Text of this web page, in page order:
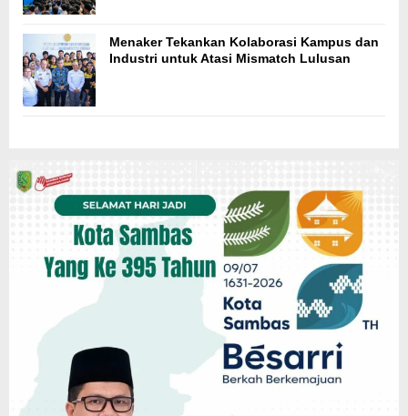
Menaker Tekankan Kolaborasi Kampus dan
Industri untuk Atasi Mismatch Lulusan